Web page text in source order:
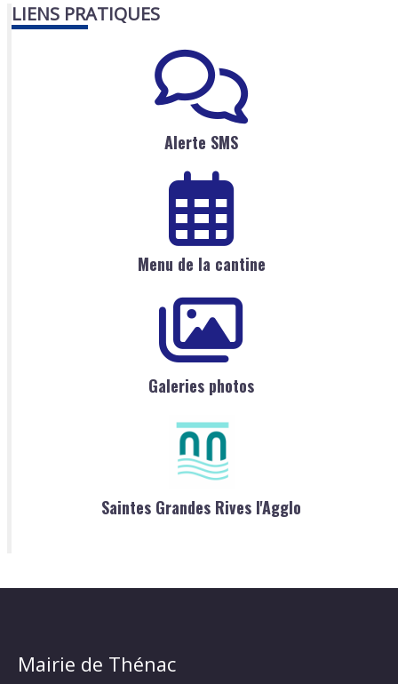
LIENS PRATIQUES
Alerte SMS
Menu de la cantine
Galeries photos
Saintes Grandes Rives l'Agglo
Mairie de Thénac